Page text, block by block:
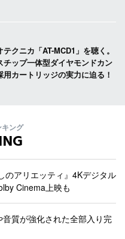
クニカ「AT-MCD1」を聴く。
チップ一体型ダイヤモンドカン
用カートリッジの実力に迫る！
ング
のアリエッティ』4Kデジタル
Cinema上映も
質が強化された全部入り完